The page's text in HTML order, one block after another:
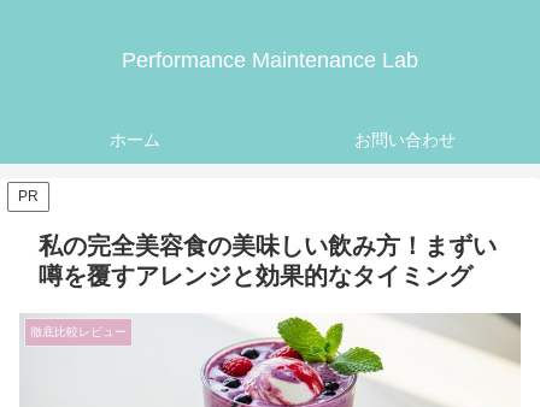
Performance Maintenance Lab
ホーム お問い合わせ
PR
私の完全美容食の美味しい飲み方！まずい
噂を覆すアレンジと効果的なタイミング
徹底比較レビュー